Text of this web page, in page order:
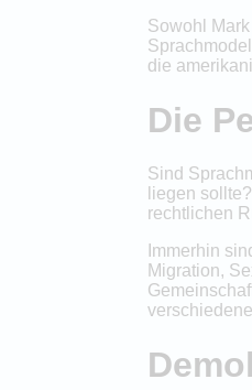
Sowohl
die
Die
Sind
liegen
rechtlichen
Immerhin
Migration,